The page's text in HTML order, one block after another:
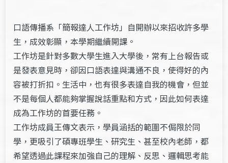
口語傳播系「簡報達人工作坊」自開辦以來招收許多學
生，成效彰顯，本學期繼續開課。
工作坊是針對多數大學生進入大學後，常有上台報告或
是發表意見時，卻因口語表達與溝通不良，使得好的內
容被打折扣。生活中，也有很多表達自我的機會，但並
不是每個人都能夠掌握說話重點和方式，因此如何表達
成為工作坊的首要任務。
工作坊成員王傳文表示，學員涵括的範圍不侷限於同
學，更吸引了碩專班學生、研究生、甚至校內老師，都
希望透過此課程來加強自己的理解、反思、邏輯思考能